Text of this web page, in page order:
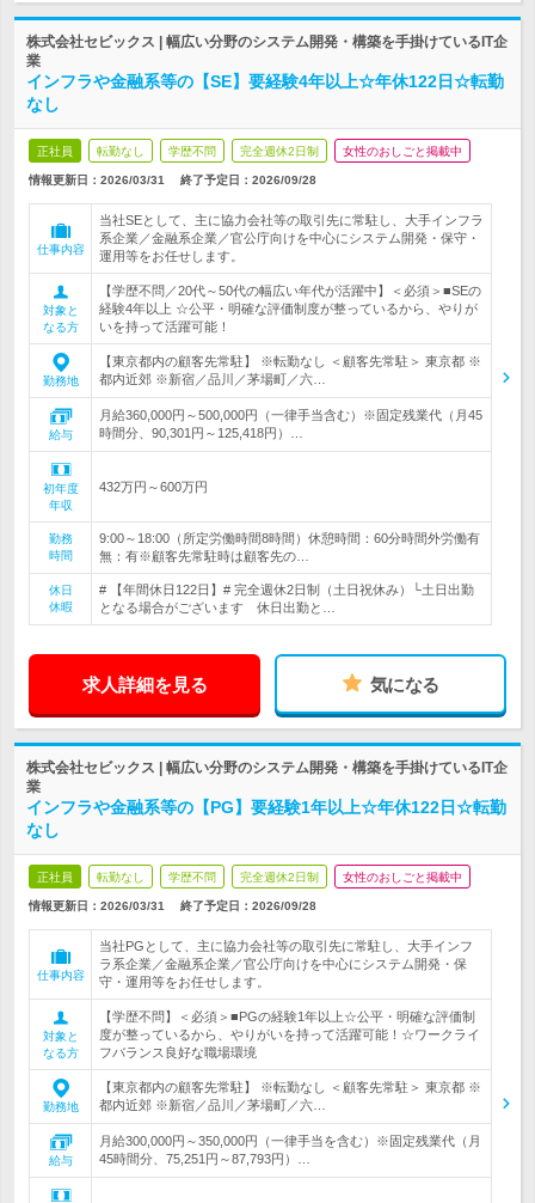
株式会社セビックス | 幅広い分野のシステム開発・構築を手掛けているIT企
業
インフラや金融系等の【SE】要経験4年以上☆年休122日☆転勤
なし
正社員 転勤なし 学歴不問 完全週休2日制 女性のおしごと掲載中
情報更新日：2026/03/31 終了予定日： 2026/09/28
仕事内容
当社SEとして、主に協力会社等の取引先に常駐し、大手インフラ
系企業／金融系企業／官公庁向けを中心にシステム開発・保守・
運用等をお任せします。
対象と
なる方
【学歴不問／20代～50代の幅広い年代が活躍中】＜必須＞■SEの
経験4年以上 ☆公平・明確な評価制度が整っているから、やりが
いを持って活躍可能！
勤務地
【東京都内の顧客先常駐】 ※転勤なし ＜顧客先常駐＞ 東京都 ※
都内近郊 ※新宿／品川／茅場町／六…
給与
月給360,000円～500,000円（一律手当含む）※固定残業代（月45
時間分、90,301円～125,418円）…
初年度
年収
432万円～600万円
勤務
時間
9:00～18:00（所定労働時間8時間）休憩時間：60分時間外労働有
無：有※顧客先常駐時は顧客先の…
休日
休暇
# 【年間休日122日】# 完全週休2日制（土日祝休み）└土日出勤
となる場合がございます 休日出勤と…
求人詳細を見る 気になる
株式会社セビックス | 幅広い分野のシステム開発・構築を手掛けているIT企
業
インフラや金融系等の【PG】要経験1年以上☆年休122日☆転勤
なし
正社員 転勤なし 学歴不問 完全週休2日制 女性のおしごと掲載中
情報更新日：2026/03/31 終了予定日： 2026/09/28
仕事内容
当社PGとして、主に協力会社等の取引先に常駐し、大手インフ
ラ系企業／金融系企業／官公庁向けを中心にシステム開発・保
守・運用等をお任せします。
対象と
なる方
【学歴不問】＜必須＞■PGの経験1年以上☆公平・明確な評価制
度が整っているから、やりがいを持って活躍可能！☆ワークライ
フバランス良好な職場環境
勤務地
【東京都内の顧客先常駐】 ※転勤なし ＜顧客先常駐＞ 東京都 ※
都内近郊 ※新宿／品川／茅場町／六…
給与
月給300,000円～350,000円（一律手当を含む）※固定残業代（月
45時間分、75,251円～87,793円）…